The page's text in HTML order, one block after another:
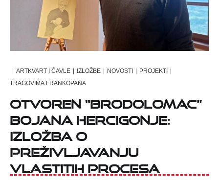
| ARTKVART I ČAVLE | IZLOŽBE | NOVOSTI | PROJEKTI |
TRAGOVIMA FRANKOPANA
Otvoren “Brodolomac”
Bojana Hercigonje:
izložba o
preživljavanju
vlastitih procesa